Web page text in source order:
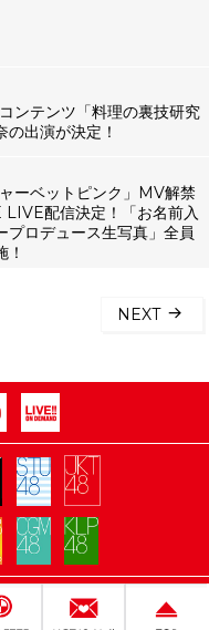
ンテンツ「料理の裏技研究
出演が決定！
ーベットピンク」MV解禁
配信決定！「お名前入
プロデュース生写真」全員
NEXT